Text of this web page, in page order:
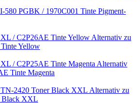
580 PGBK / 1970C001 Tinte Pigment-
Alternativ zu
Yellow
Alternativ
Tinte Magenta
Alternativ zu
Black XXL